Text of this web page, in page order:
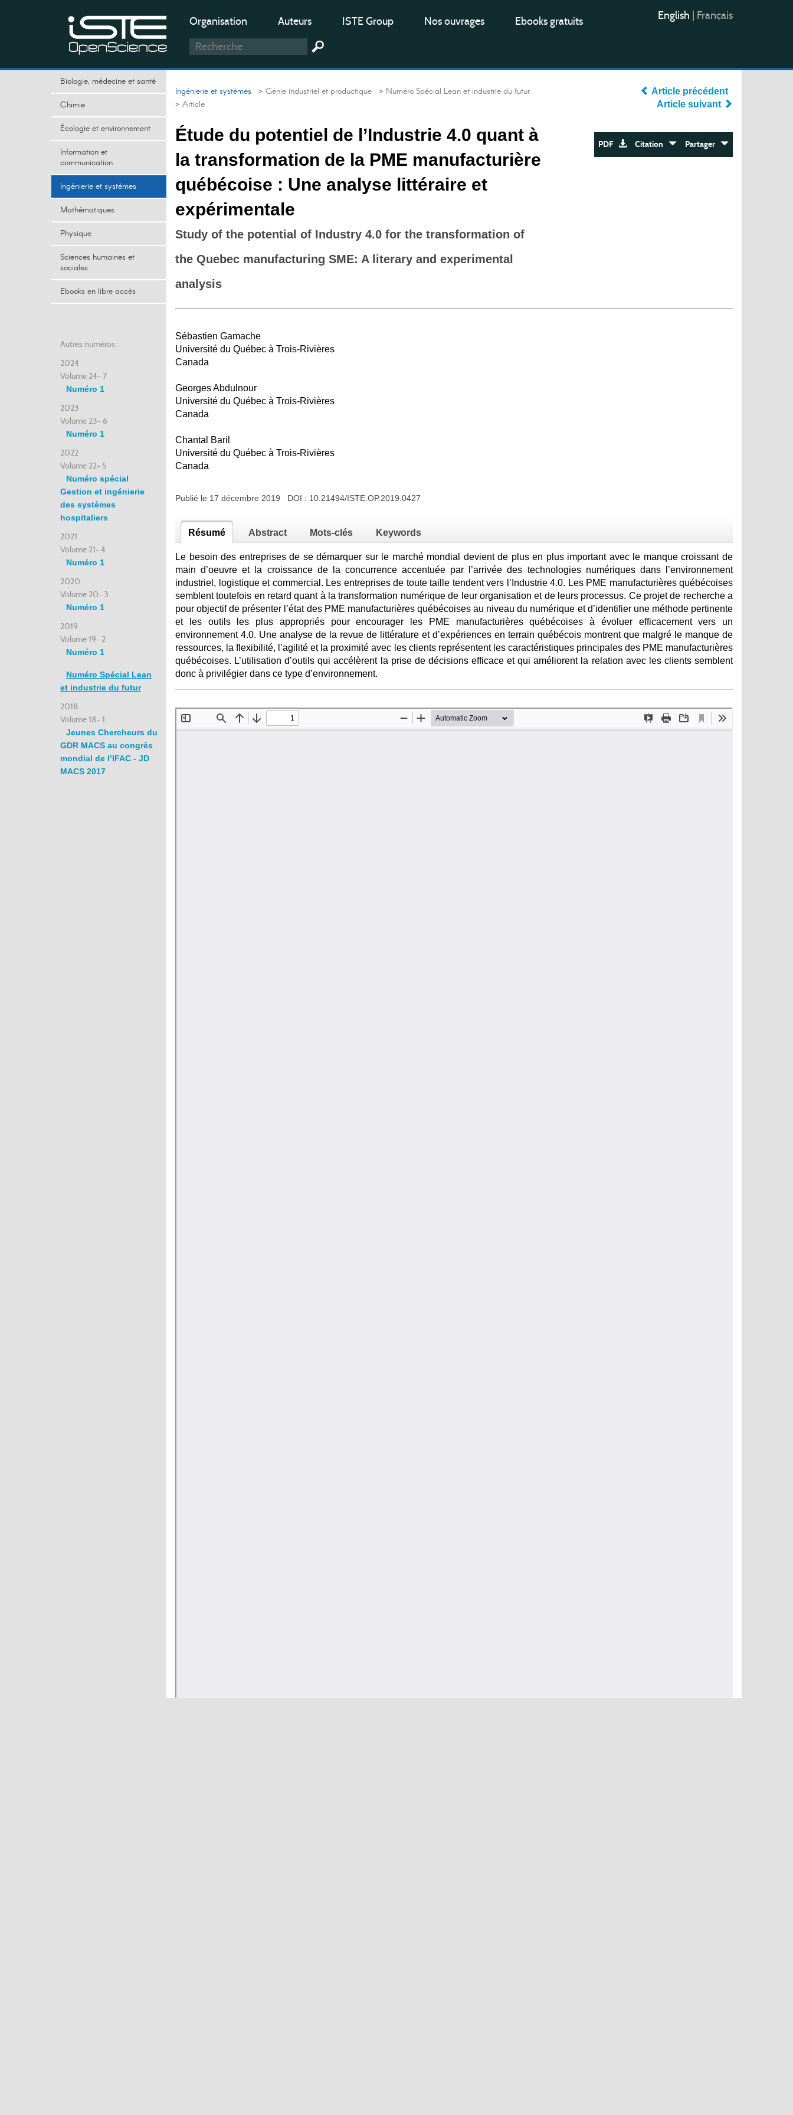
Organisation Auteurs ISTE Group Nos ouvrages Ebooks gratuits English Français
Biologie, médecine et santé
Chimie
Écologie et environnement
Information et
communication
Ingénierie et systèmes
Mathématiques
Physique
Sciences humaines et
sociales
Ebooks en libre accès
Autres numéros :
2024
Volume 24- 7
Numéro 1
2023
Volume 23- 6
Numéro 1
2022
Volume 22- 5
Numéro spécial
Gestion et ingénierie
des systèmes
hospitaliers
2021
Volume 21- 4
Numéro 1
2020
Volume 20- 3
Numéro 1
2019
Volume 19- 2
Numéro 1
Numéro Spécial Lean
et industrie du futur
2018
Volume 18- 1
Jeunes Chercheurs du
GDR MACS au congrès
mondial de l’IFAC - JD
MACS 2017
Ingénierie et systèmes > Génie industriel et productique > Numéro Spécial Lean et industrie du futur
> Article
Étude du potentiel de l’Industrie 4.0 quant à
la transformation de la PME manufacturière
québécoise : Une analyse littéraire et
expérimentale
Study of the potential of Industry 4.0 for the transformation of
the Quebec manufacturing SME: A literary and experimental
analysis
Article précédent
Article suivant
PDF Citation Partager
Sébastien Gamache
Université du Québec à Trois-Rivières
Canada
Georges Abdulnour
Université du Québec à Trois-Rivières
Canada
Chantal Baril
Université du Québec à Trois-Rivières
Canada
Publié le 17 décembre 2019 DOI : 10.21494/ISTE.OP.2019.0427
Résumé Abstract Mots-clés Keywords
Le besoin des entreprises de se démarquer sur le marché mondial devient de plus en plus important avec le manque croissant de
main d’oeuvre et la croissance de la concurrence accentuée par l’arrivée des technologies numériques dans l’environnement
industriel, logistique et commercial. Les entreprises de toute taille tendent vers l’Industrie 4.0. Les PME manufacturières québécoises
semblent toutefois en retard quant à la transformation numérique de leur organisation et de leurs processus. Ce projet de recherche a
pour objectif de présenter l’état des PME manufacturières québécoises au niveau du numérique et d’identifier une méthode pertinente
et les outils les plus appropriés pour encourager les PME manufacturières québécoises à évoluer efficacement vers un
environnement 4.0. Une analyse de la revue de littérature et d’expériences en terrain québécois montrent que malgré le manque de
ressources, la flexibilité, l’agilité et la proximité avec les clients représentent les caractéristiques principales des PME manufacturières
québécoises. L’utilisation d’outils qui accélèrent la prise de décisions efficace et qui améliorent la relation avec les clients semblent
donc à privilégier dans ce type d’environnement.